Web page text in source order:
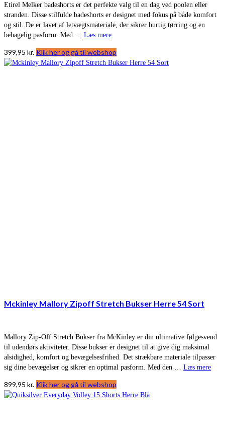
Etirel Melker badeshorts er det perfekte valg til en dag ved poolen eller
stranden. Disse stilfulde badeshorts er designet med fokus på både komfort
og stil. De er lavet af letvægtsmateriale, der sikrer hurtig tørring og en
behagelig pasform. Med … Læs mere
399,95 kr. Klik her og gå til webshop
Mckinley Mallory Zipoff Stretch Bukser Herre 54 Sort
Mallory Zip-Off Stretch Bukser fra McKinley er din ultimative følgesvend
til udendørs aktiviteter. Disse bukser er designet til at give dig maksimal
alsidighed, komfort og bevægelsesfrihed. Det strækbare materiale tilpasser
sig dine bevægelser og sikrer en optimal pasform. Med den … Læs mere
899,95 kr. Klik her og gå til webshop